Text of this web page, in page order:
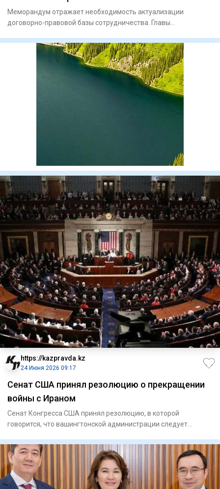
Меморандум отражает необходимость актуализации
договорно-правовой базы сотрудничества. Главы
https://kazpravda.kz
24 Июня 2026 09:17
Сенат США принял резолюцию о прекращении
войны с Ираном
Сенат Конгресса США принял резолюцию, в которой
говорится, что вашингтонской администрации следует